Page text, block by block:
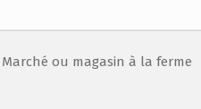
Marché ou magasin à la ferme